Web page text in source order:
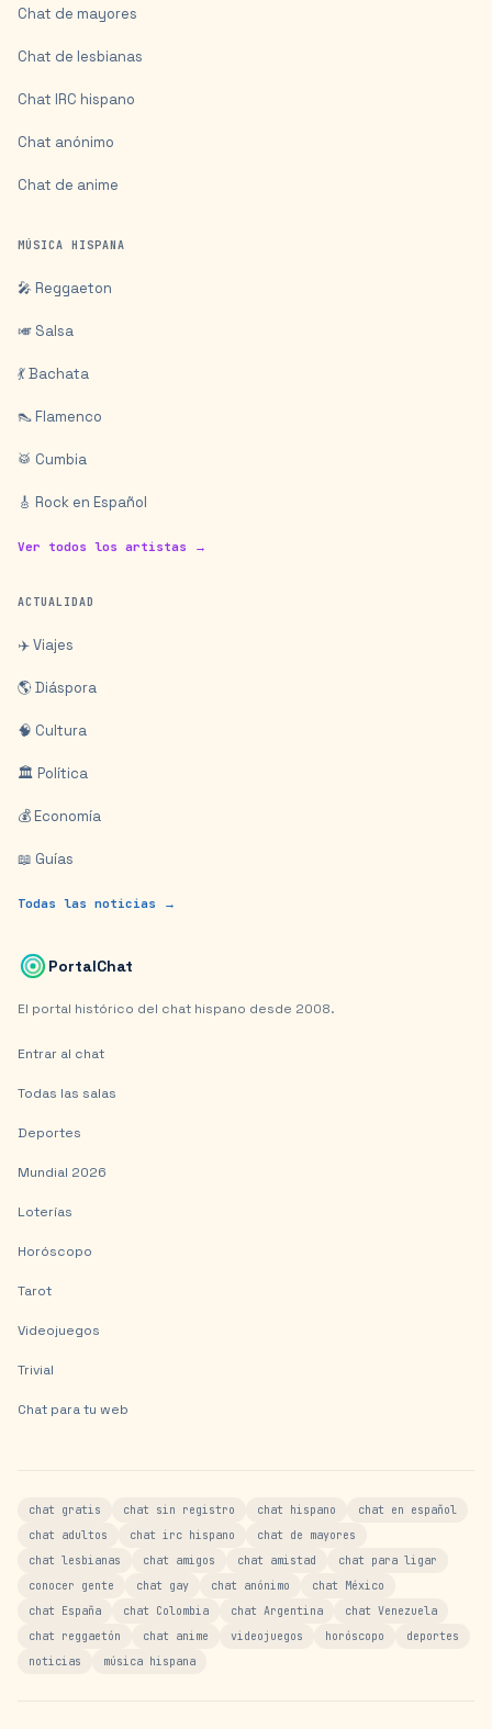
Chat de mayores
Chat de lesbianas
Chat IRC hispano
Chat anónimo
Chat de anime
MÚSICA HISPANA
🎤 Reggaeton
🎺 Salsa
💃 Bachata
👠 Flamenco
🥁 Cumbia
🎸 Rock en Español
Ver todos los artistas →
ACTUALIDAD
✈️ Viajes
🌎 Diáspora
🧠 Cultura
🏛️ Política
💰 Economía
📖 Guías
Todas las noticias →
PortalChat
El portal histórico del chat hispano desde 2008.
Entrar al chat
Todas las salas
Deportes
Mundial 2026
Loterías
Horóscopo
Tarot
Videojuegos
Trivial
Chat para tu web
chat gratis chat sin registro chat hispano
chat en español
chat adultos
chat irc hispano
chat de mayores
chat lesbianas
chat amigos chat amistad
chat para ligar
conocer gente
chat gay chat anónimo
chat México
chat España
chat Colombia chat Argentina
chat Venezuela
chat reggaetón
chat anime videojuegos horóscopo
deportes
noticias
música hispana